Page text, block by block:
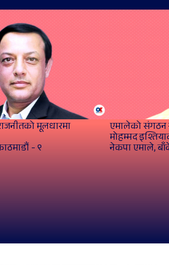
मूलधारमा
काठमाडौं - ९
एमालेको संगठन
मोहम्मद
नेकपा एमाले,